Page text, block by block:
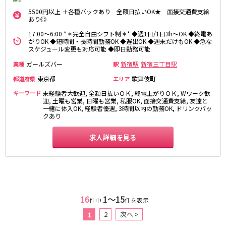
5500円以上 ＋各種バックあり 全額日払いOK★ 面接交通費支給
あり◎
17:00～6:00 *＊完全自由シフト制＊* ◆週1日/1日3h～OK ◆終電あ
がりOK ◆短時間・長時間勤務OK ◆遅出OK ◆週末だけもOK ◆急な
スケジュール変更も対応可能 ◆即日勤務可能
業種 ガールズバー 駅 新宿駅 新宿三丁目駅
都道府県 東京都 エリア 歌舞伎町
キーワード 未経験者大歓迎, 全額日払いＯＫ, 終電上がりＯＫ, Wワーク歓
迎, 土曜も営業, 日曜も営業, 私服OK, 面接交通費支給, 友達と
一緒に体入OK, 経験者優遇, 3時間以内の勤務OK, ドリンクバッ
クあり
求人詳細を見る
16件中 1〜15件を表示
1 2 次へ >
柏駅
小田急江ノ島線
大和駅
藤沢駅
本鵠沼駅
南林間駅
京成千葉線
京成千葉駅
新越谷駅
獨協大学前駅